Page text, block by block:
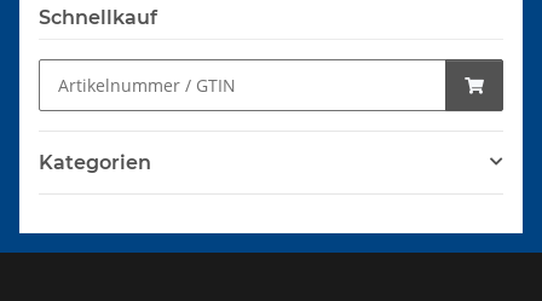
Schnellkauf
Kategorien